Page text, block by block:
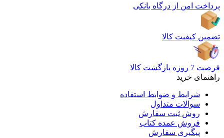
پرداخت امن از درگاه بانکی
تضمین کیفیت کالا
فرصت 7 روزه بازگشت کالا
راهنمای خرید
شرایط و ضوابط استفاده
سوالات متداول
روش ثبت سفارش
فروش عمده کتاب
پیگیری سفارش